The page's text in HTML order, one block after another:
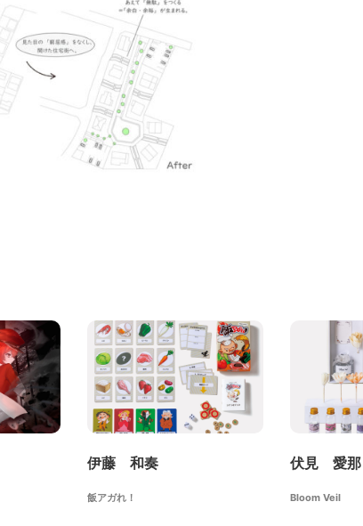
伊藤 和奏
飯アガれ！
伏見 愛那
Bloom Veil